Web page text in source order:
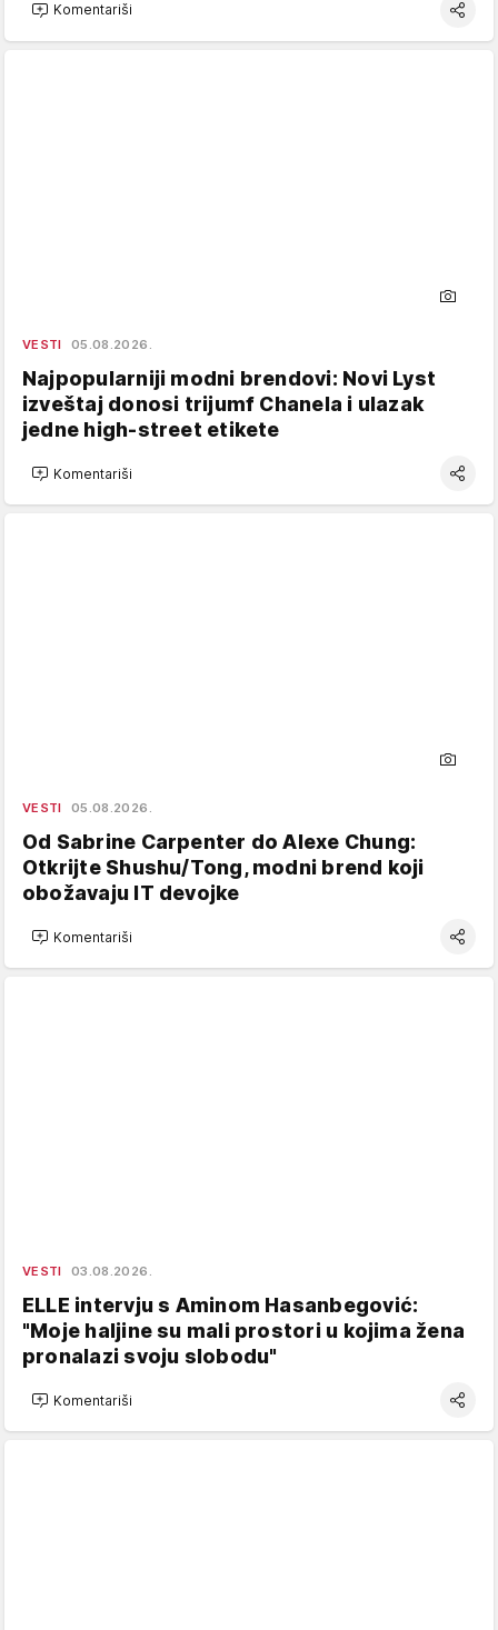
Komentariši
VESTI 05.08.2026.
Najpopularniji modni brendovi: Novi Lyst
izveštaj donosi trijumf Chanela i ulazak
jedne high-street etikete
Komentariši
VESTI 05.08.2026.
Od Sabrine Carpenter do Alexe Chung:
Otkrijte Shushu/Tong, modni brend koji
obožavaju IT devojke
Komentariši
VESTI 03.08.2026.
ELLE intervju s Aminom Hasanbegović:
"Moje haljine su mali prostori u kojima žena
pronalazi svoju slobodu"
Komentariši